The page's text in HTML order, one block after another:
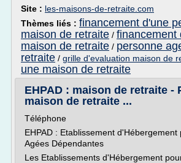
Site : les-maisons-de-retraite.com
Thèmes liés : financement d'une
maison de retraite / financement
maison de retraite / personne
retraite / grille d'evaluation maison de
une maison de retraite
EHPAD : maison de retraite -
maison de retraite ...
Téléphone
EHPAD : Etablissement
Agées Dépendantes
Les Etablissements d'Hébergement